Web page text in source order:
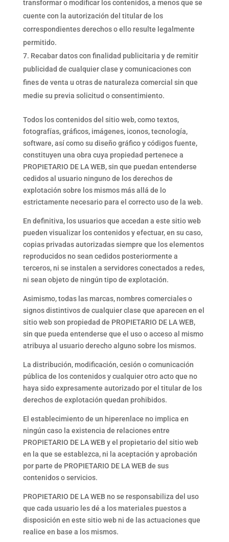
transformar o modificar los contenidos, a menos que se
cuente con la autorización del titular de los
correspondientes derechos o ello resulte legalmente
permitido.
Recabar datos con finalidad publicitaria y de remitir
publicidad de cualquier clase y comunicaciones con
fines de venta u otras de naturaleza comercial sin que
medie su previa solicitud o consentimiento.
Todos los contenidos del sitio web, como textos,
fotografías, gráficos, imágenes, iconos, tecnología,
software, así como su diseño gráfico y códigos fuente,
constituyen una obra cuya propiedad pertenece a
PROPIETARIO DE LA WEB, sin que puedan entenderse
cedidos al usuario ninguno de los derechos de
explotación sobre los mismos más allá de lo
estrictamente necesario para el correcto uso de la web.
En definitiva, los usuarios que accedan a este sitio web
pueden visualizar los contenidos y efectuar, en su caso,
copias privadas autorizadas siempre que los elementos
reproducidos no sean cedidos posteriormente a
terceros, ni se instalen a servidores conectados a redes,
ni sean objeto de ningún tipo de explotación.
Asimismo, todas las marcas, nombres comerciales o
signos distintivos de cualquier clase que aparecen en el
sitio web son propiedad de PROPIETARIO DE LA WEB,
sin que pueda entenderse que el uso o acceso al mismo
atribuya al usuario derecho alguno sobre los mismos.
La distribución, modificación, cesión o comunicación
pública de los contenidos y cualquier otro acto que no
haya sido expresamente autorizado por el titular de los
derechos de explotación quedan prohibidos.
El establecimiento de un hiperenlace no implica en
ningún caso la existencia de relaciones entre
PROPIETARIO DE LA WEB y el propietario del sitio web
en la que se establezca, ni la aceptación y aprobación
por parte de PROPIETARIO DE LA WEB de sus
contenidos o servicios.
PROPIETARIO DE LA WEB no se responsabiliza del uso
que cada usuario les dé a los materiales puestos a
disposición en este sitio web ni de las actuaciones que
realice en base a los mismos.